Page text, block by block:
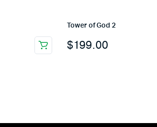
Tower of God 2
$199.00